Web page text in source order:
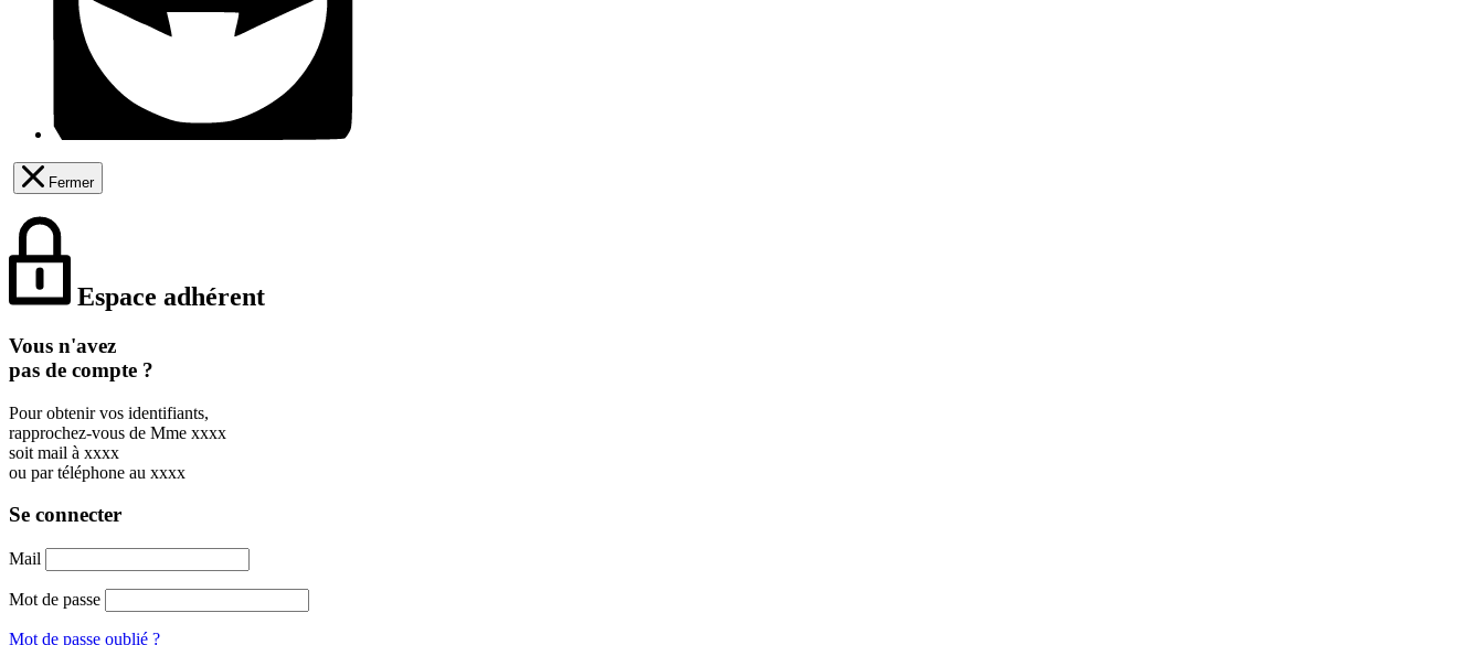
Fermer
Espace adhérent
Vous n'avez
pas de compte ?
Pour obtenir vos identifiants,
rapprochez-vous de Mme xxxx
soit mail à xxxx
ou par téléphone au xxxx
Se connecter
Mail
Mot de passe
Mot de passe oublié ?